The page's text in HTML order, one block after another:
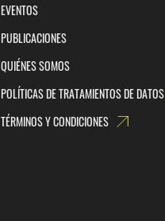
EVENTOS
PUBLICACIONES
QUIÉNES SOMOS
POLÍTICAS DE TRATAMIENTOS DE DATOS
TÉRMINOS Y CONDICIONES